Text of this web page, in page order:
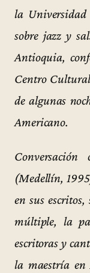
la
sobre jazz y
Antioquia,
Centro
de algunas
Americano.
Conversación
(Medellín,
en sus
múltiple, la
escritoras y
la maestría